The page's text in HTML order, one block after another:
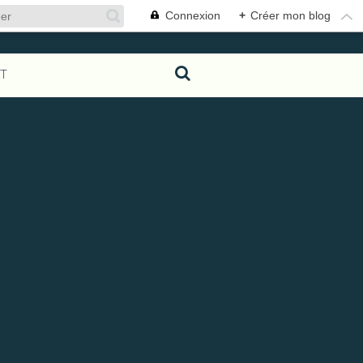
Connexion + Créer mon blog